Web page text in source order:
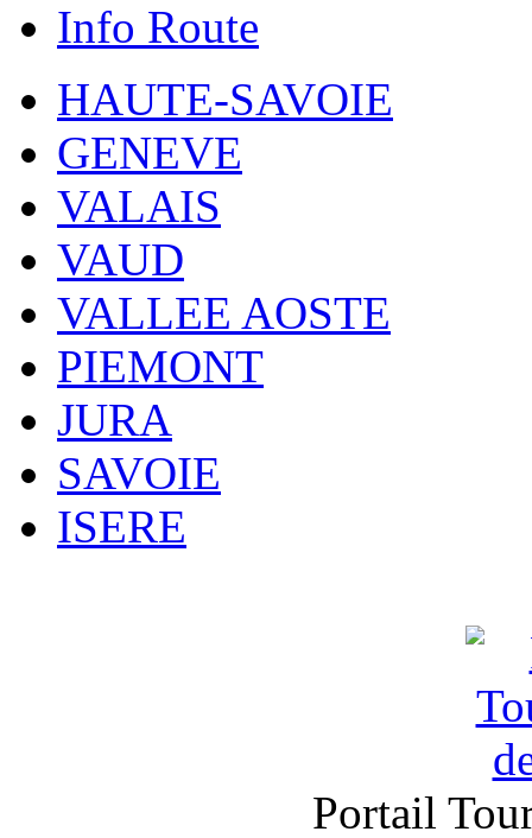
Info Route
HAUTE-SAVOIE
GENEVE
VALAIS
VAUD
VALLEE AOSTE
PIEMONT
JURA
SAVOIE
ISERE
Portail